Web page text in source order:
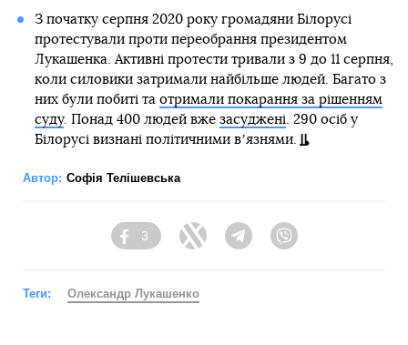
З початку серпня 2020 року громадяни Білорусі
протестували проти переобрання президентом
Лукашенка. Активні протести тривали з 9 до 11 серпня,
коли силовики затримали найбільше людей. Багато з
них були побиті та отримали покарання за рішенням
суду. Понад 400 людей вже засуджені. 290 осіб у
Білорусі визнані політичними вʼязнями.
Автор: Софія Телішевська
Facebook
3
Twitter Telegram
Теги: Олександр Лукашенко